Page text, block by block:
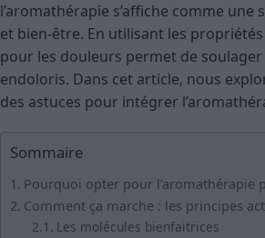
l’aromathérapie s’affiche comme
et bien-être. En utilisant les
pour les douleurs permet de
endoloris. Dans cet article, nous
des astuces pour intégrer
Sommaire
Pourquoi opter pour l’aromathérapie
Comment ça marche : les principes
Les molécules bienfaitrices